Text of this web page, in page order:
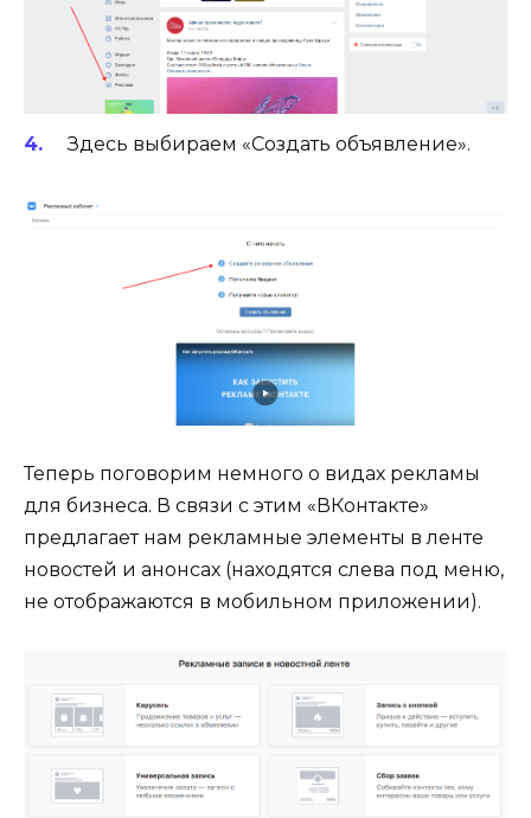
Здесь выбираем «Создать объявление».
Теперь поговорим немного о видах рекламы
для бизнеса. В связи с этим «ВКонтакте»
предлагает нам рекламные элементы в ленте
новостей и анонсах (находятся слева под меню,
не отображаются в мобильном приложении).